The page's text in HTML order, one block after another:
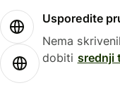
Usporedite
Nema
dobiti srednji